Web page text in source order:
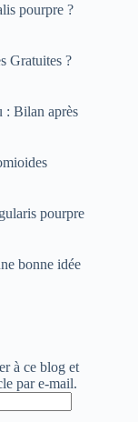
pourpre ?
Gratuites ?
: Bilan après
pourpre
bonne idée
à ce blog et
par e-mail.